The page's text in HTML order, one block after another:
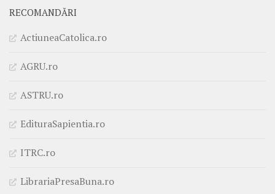
RECOMANDĂRI
ActiuneaCatolica.ro
AGRU.ro
ASTRU.ro
EdituraSapientia.ro
ITRC.ro
LibrariaPresaBuna.ro